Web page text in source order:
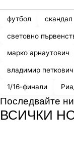
футбол скандал
световно
марко арнаутович
владимир петкович
1/16-финали
Последвайте
ВСИЧКИ